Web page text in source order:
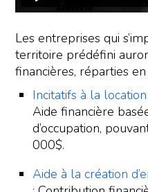
Les entreprises qui
territoire prédéfini
financières, réparties
Incitatifs à la
Aide financière
d’occupation,
000$.
Aide à la création